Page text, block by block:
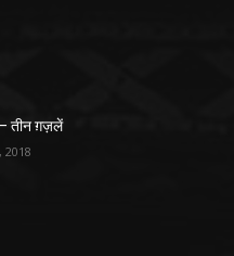
– तीन ग़ज़लें